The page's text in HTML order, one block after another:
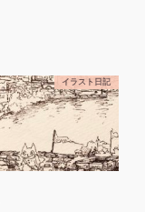
イラスト日記